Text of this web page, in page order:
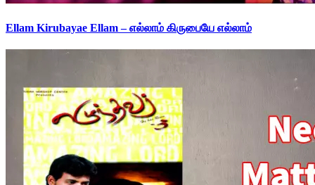
Ellam Kirubayae Ellam – எல்லாம் கிருபையே எல்லாம்